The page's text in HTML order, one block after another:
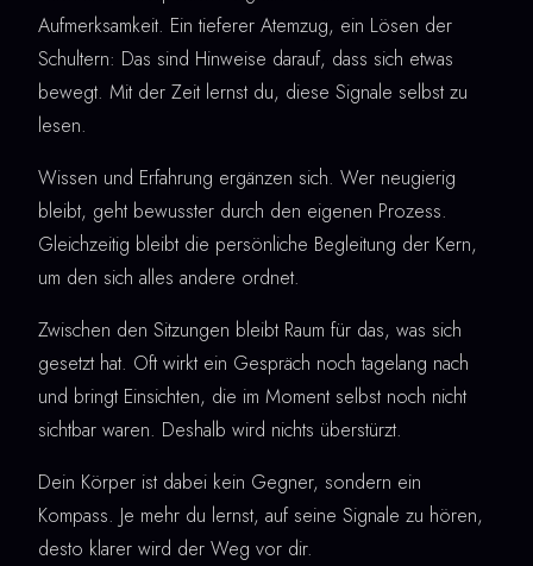
Aufmerksamkeit. Ein tieferer Atemzug, ein Lösen der
Schultern: Das sind Hinweise darauf, dass sich etwas
bewegt. Mit der Zeit lernst du, diese Signale selbst zu
lesen.
Wissen und Erfahrung ergänzen sich. Wer neugierig
bleibt, geht bewusster durch den eigenen Prozess.
Gleichzeitig bleibt die persönliche Begleitung der Kern,
um den sich alles andere ordnet.
Zwischen den Sitzungen bleibt Raum für das, was sich
gesetzt hat. Oft wirkt ein Gespräch noch tagelang nach
und bringt Einsichten, die im Moment selbst noch nicht
sichtbar waren. Deshalb wird nichts überstürzt.
Dein Körper ist dabei kein Gegner, sondern ein
Kompass. Je mehr du lernst, auf seine Signale zu hören,
desto klarer wird der Weg vor dir.